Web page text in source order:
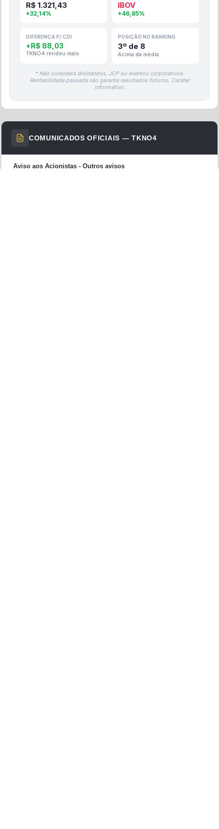
R$ 1.321,43
+32,14%
IBOV
+46,85%
DIFERENÇA P/ CDI
+R$ 88,03
TKNO4 rendeu mais
POSIÇÃO NO RANKING
3º de 8
Acima da média
* Não considera dividendos, JCP ou eventos corporativos.
Rentabilidade passada não garante resultados futuros. Caráter
informativo.
COMUNICADOS OFICIAIS —TKNO4
Aviso aos Acionistas - Outros avisos